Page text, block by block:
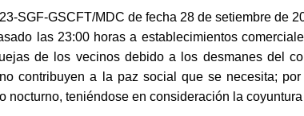
SGF-GSCFT/MDC de fecha 28 de setiembre
las 23:00 horas a establecimientos
de los vecinos debido a los desmanes del
contribuyen a la paz social que se necesita;
nocturno, teniéndose en consideración la